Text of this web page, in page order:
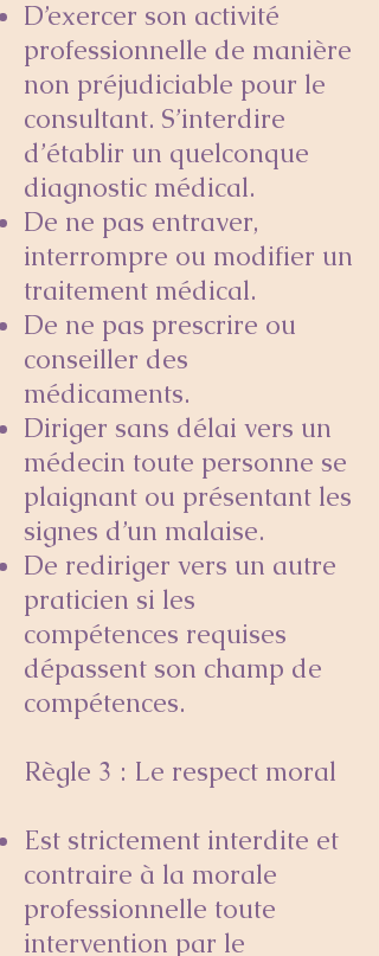
D’exercer son activité
professionnelle de manière
non préjudiciable pour le
consultant. S’interdire
d’établir un quelconque
diagnostic médical.
De ne pas entraver,
interrompre ou modifier un
traitement médical.
De ne pas prescrire ou
conseiller des
médicaments.
Diriger sans délai vers un
médecin toute personne se
plaignant ou présentant les
signes d’un malaise.
De rediriger vers un autre
praticien si les
compétences requises
dépassent son champ de
compétences.
Règle 3 : Le respect moral
Est strictement interdite et
contraire à la morale
professionnelle toute
intervention par le